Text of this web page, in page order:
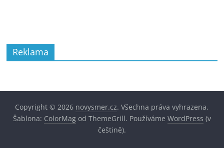
Reklama
Copyright © 2026 novysmer.cz. Všechna práva vyhrazena.
Šablona: ColorMagod ThemeGrill. Používáme WordPress (v
češtině).